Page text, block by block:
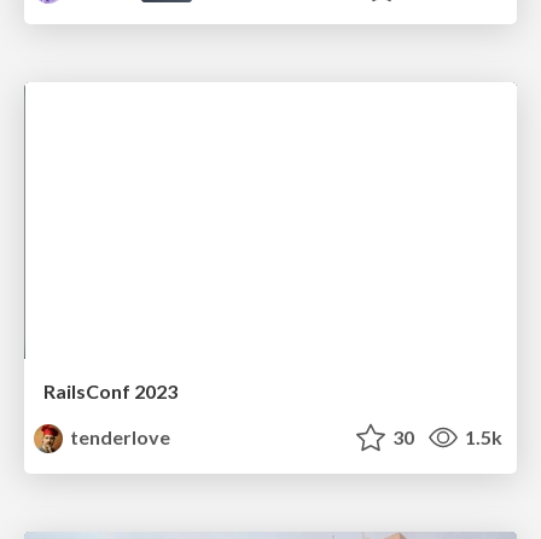
RailsConf 2023
tenderlove
30 1.5k